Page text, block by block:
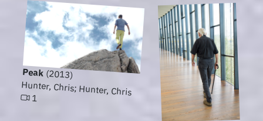
Peak(2013)
Hunter, Chris; Hunter, Chris
1